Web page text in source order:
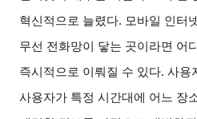
혁신적으로 늘렸다. 모바일 인터
무선 전화망이 닿는 곳이라면 어
즉시적으로 이뤄질 수 있다.사용
사용자가 특정 시간대에 어느 장